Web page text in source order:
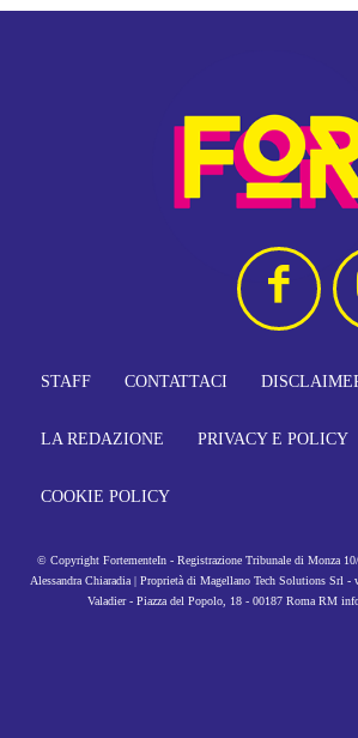
STAFF CONTATTACI
LA REDAZIONE PRIVACY E POLICY
COOKIE POLICY
© Copyright FortementeIn - Registrazione Tribunale di Monza
Alessandra Chiaradia | Proprietà di Magellano Tech Solutions Srl -
Valadier - Piazza del Popolo, 18 - 00187 Roma RM